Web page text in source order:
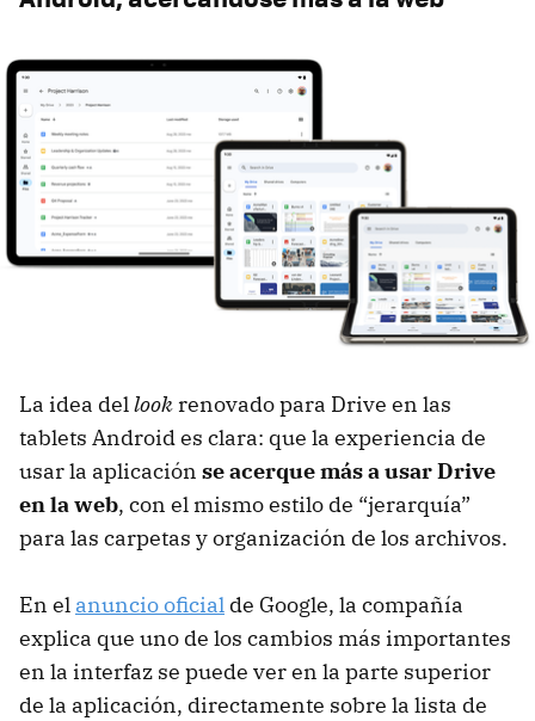
La idea dellook renovado para Drive en las
tablets Android es clara: que la experiencia de
usar la aplicación se acerque más a usar Drive
en la web, con el mismo estilo de “jerarquía”
para las carpetas y organización de los archivos.
En el anuncio oficial de Google, la compañía
explica que uno de los cambios más importantes
en la interfaz se puede ver en la parte superior
de la aplicación, directamente sobre la lista de